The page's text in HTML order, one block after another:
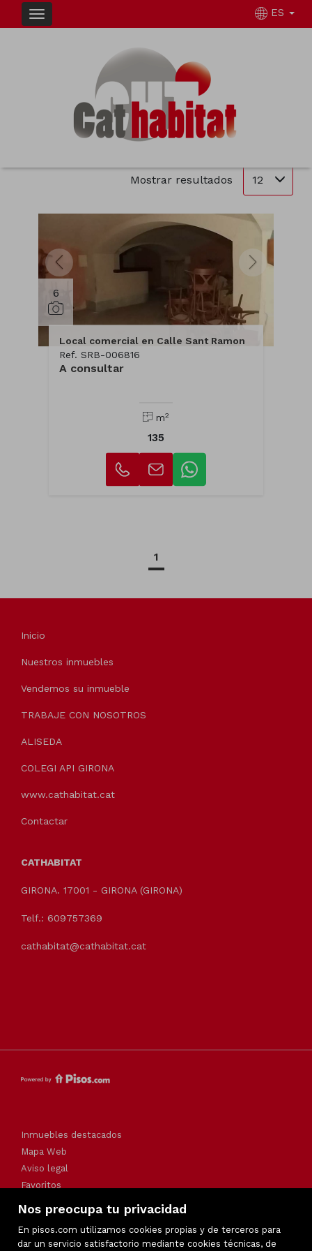
Nos preocupa tu privacidad
En pisos.com utilizamos cookies propias y de terceros para
dar un servicio satisfactorio mediante cookies técnicas, de
ES
INMUEBLES EN VENTA EN SANT FELIU DE
GUÍXOLS
Filtrar Ordenar
1 inmuebles en total
Mostrar resultados 12
6
Local comercial en Calle Sant Ramon
Ref. SRB-006816
A consultar
m2
135
1
Inicio
Nuestros inmuebles
Vendemos su inmueble
TRABAJE CON NOSOTROS
ALISEDA
COLEGI API GIRONA
www.cathabitat.cat
Contactar
CATHABITAT
GIRONA. 17001 - GIRONA (GIRONA)
Telf.: 609757369
cathabitat@cathabitat.cat
Inmuebles destacados
Mapa Web
Aviso legal
Favoritos